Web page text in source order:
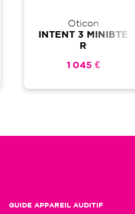
Oticon
INTENT 3 MINIBTE
R
1 045 €
GUIDE APPAREIL AUDITIF